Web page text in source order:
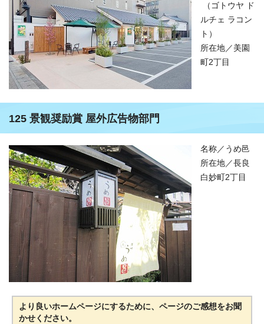
（ゴトウヤ ド
ルチェ ラコン
ト）
所在地／美園
町2丁目
125 景観奨励賞 屋外広告物部門
名称／うめ邑
所在地／長良
白妙町2丁目
より良いホームページにするために、ページのご感想をお聞
かせください。